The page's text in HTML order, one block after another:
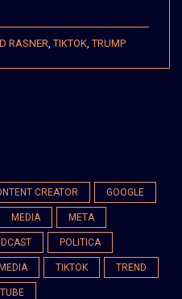
RASNER ,TIKTOK ,TRUMP
CREATOR GOOGLE
MEDIA META
POLITICA
TIKTOK TREND